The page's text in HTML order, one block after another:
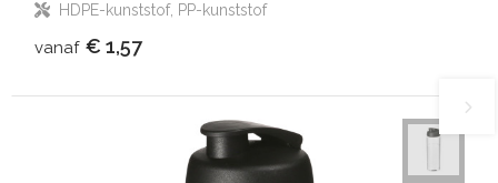
HDPE-kunststof, PP-kunststof
vanaf € 1,57